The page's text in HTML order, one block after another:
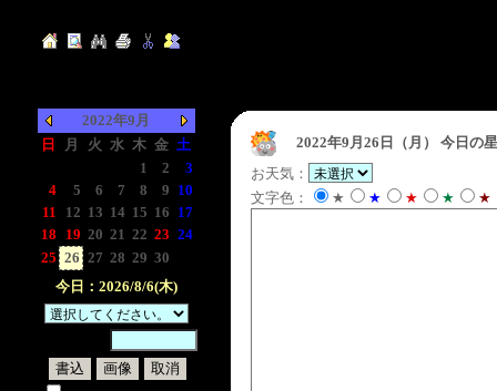
2022年9月
日
月 火 水 木 金 土
1 2
3
4
5 6 7 8 9 10
11
12 13 14 15 16 17
18
19 20 21 22 23 24
25 26 27 28 29 30
今日：2026/8/6(木)
2022年9月26日（月）
今日の
お天気：
文字色：
★ ★ ★ ★ ★